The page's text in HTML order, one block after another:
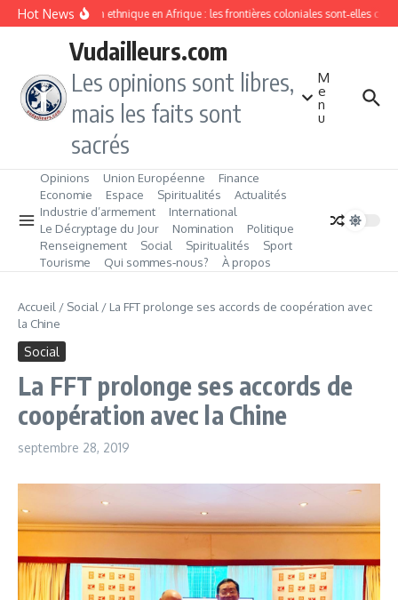
Aller au contenu
Hot NewsDivision ethnique en Afrique : les frontières coloniales sont‑elles
Vudailleurs.com
Les opinions sont libres,
mais les faits sont
sacrés
M
e
n
u
Opinions Union Européenne
Finance
Economie
Espace Spiritualités
Actualités
Industrie d’armement
International
Le Décryptage du Jour
Nomination
Politique
Renseignement
Social Spiritualités
Sport
Tourisme
Qui sommes‑nous? À propos
Accueil / Social / La FFT prolonge ses accords de coopération avec
la Chine
Social
La FFT prolonge ses accords de
coopération avec la Chine
septembre 28, 2019